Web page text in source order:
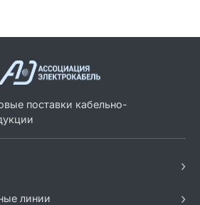
поставки кабельно-
›
линии ›